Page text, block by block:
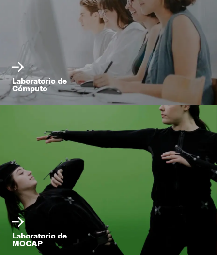
Laboratorio de
Cómputo
Laboratorio de
MOCAP